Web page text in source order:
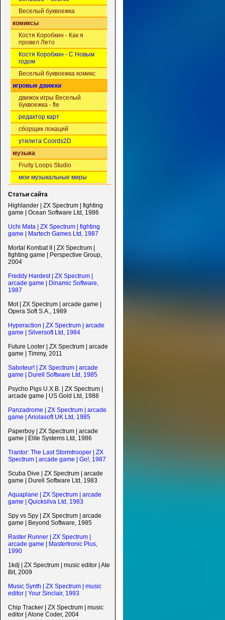
Веселый буквоежка
комиксы
Костя Коробкин - Как я
провел Лето
Костя Коробкин - С Новым
годом
Веселый буквоежка комикс
игровые движки
движок игры Веселый
буквоежка - fle
редактор карт
сборщик локаций
утилита Coords2D
музыка
Fruity Loops Studio
мои музыкальные миры
Статьи сайта
Highlander | ZX Spectrum | fighting
game | Ocean Software Ltd, 1986
Uchi Mata | ZX Spectrum | fighting
game | Martech Games Ltd, 1987
Mortal Kombat II | ZX Spectrum |
fighting game | Perspective Group,
2004
Freddy Hardest | ZX Spectrum |
arcade game | Dinamic Software,
1987
Mot | ZX Spectrum | arcade game |
Opera Soft S.A., 1989
Hyperaction | ZX Spectrum | arcade
game | Silversoft Ltd, 1984
Future Looter | ZX Spectrum | arcade
game | Timmy, 2011
Saboteur! | ZX Spectrum | arcade
game | Durell Software Ltd, 1985
Psycho Pigs U.X.B. | ZX Spectrum |
arcade game | US Gold Ltd, 1988
Panzadrome | ZX Spectrum | arcade
game | Ariolasoft UK Ltd, 1985
Paperboy | ZX Spectrum | arcade
game | Elite Systems Ltd, 1986
Trantor: The Last Stormtrooper | ZX
Spectrum | arcade game | Go!, 1987
Scuba Dive | ZX Spectrum | arcade
game | Durell Software Ltd, 1983
Aquaplane | ZX Spectrum | arcade
game | Quicksilva Ltd, 1983
Spy vs Spy | ZX Spectrum | arcade
game | Beyond Software, 1985
Raster Runner | ZX Spectrum |
arcade game | Mastertronic Plus,
1990
1kdj | ZX Spectrum | music editor | Ate
Bit, 2009
Music Synth | ZX Spectrum | music
editor | Your Sinclair, 1993
Chip Tracker | ZX Spectrum | music
editor | Alone Coder, 2004